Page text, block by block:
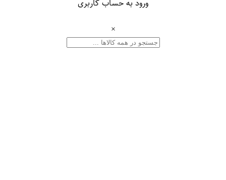
ورود به حساب کاربری
×